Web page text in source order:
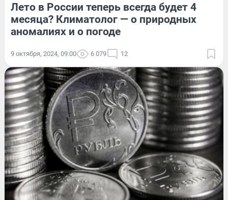
Лето в России теперь всегда будет 4
месяца? Климатолог — о природных
аномалиях и о погоде
9 октября, 2024, 09:00 6 079 12